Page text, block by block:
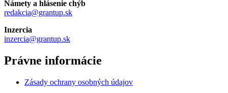
Námety a hlásenie chýb
redakcia@grantup.sk
Inzercia
inzercia@grantup.sk
Právne informácie
Zásady ochrany osobných údajov